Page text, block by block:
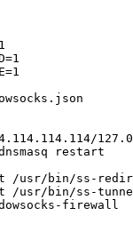
restart
/usr/bin/ss-
/usr/bin/ss-
firewall